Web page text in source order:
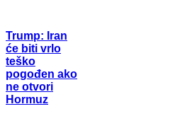
Trump: Iran
će biti vrlo
teško
pogođen ako
ne otvori
Hormuz